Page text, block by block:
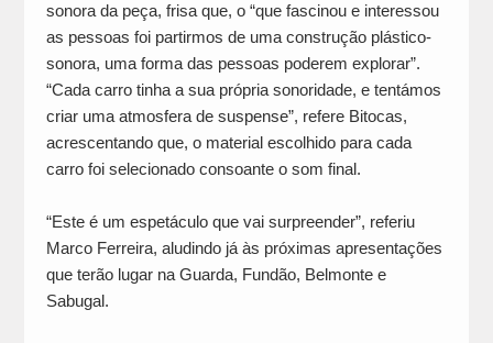
sonora da peça, frisa que, o “que fascinou e interessou
as pessoas foi partirmos de uma construção plástico-
sonora, uma forma das pessoas poderem explorar”.
“Cada carro tinha a sua própria sonoridade, e tentámos
criar uma atmosfera de suspense”, refere Bitocas,
acrescentando que, o material escolhido para cada
carro foi selecionado consoante o som final.
“Este é um espetáculo que vai surpreender”, referiu
Marco Ferreira, aludindo já às próximas apresentações
que terão lugar na Guarda, Fundão, Belmonte e
Sabugal.